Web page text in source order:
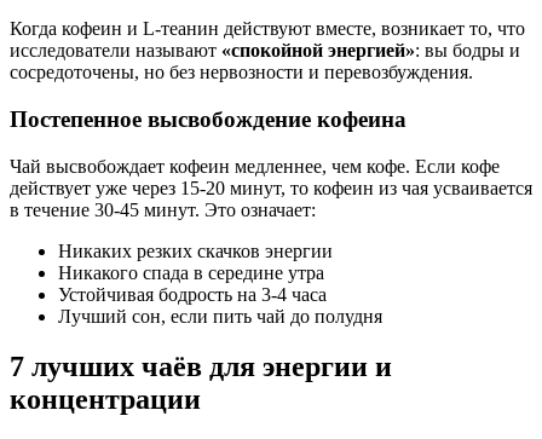
Когда кофеин и L-теанин действуют вместе, возникает то, что
исследователи называют «спокойной энергией»: вы бодры и
сосредоточены, но без нервозности и перевозбуждения.
Постепенное высвобождение кофеина
Чай высвобождает кофеин медленнее, чем кофе. Если кофе
действует уже через 15-20 минут, то кофеин из чая усваивается
в течение 30-45 минут. Это означает:
Никаких резких скачков энергии
Никакого спада в середине утра
Устойчивая бодрость на 3-4 часа
Лучший сон, если пить чай до полудня
7 лучших чаёв для энергии и
концентрации